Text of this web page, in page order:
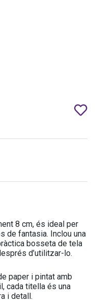
8 cm, és ideal per
de fantasia. Inclou una
bosseta de tela
d’utilitzar-lo.
paper i pintat amb
cada titella és una
i detall.